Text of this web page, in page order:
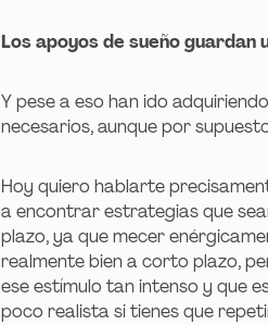
Los apoyos de sueño guardan
Y pese a eso han ido
necesarios, aunque por
Hoy quiero hablarte
a encontrar estrategias que
plazo, ya que mecer
realmente bien a corto plazo,
ese estímulo tan intenso y que
poco realista si tienes que